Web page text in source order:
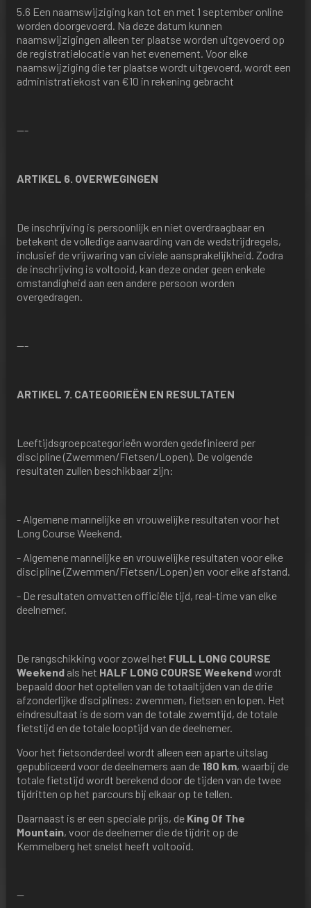
5.6 Een naamswijziging kan tot en met 1 september online
worden doorgevoerd. Na deze datum kunnen
naamswijzigingen alleen ter plaatse worden uitgevoerd op
de registratielocatie van het evenement. Voor elke
naamswijziging die ter plaatse wordt uitgevoerd, wordt een
administratiekost van €10 in rekening gebracht
---
ARTIKEL 6. OVERWEGINGEN
De inschrijving is persoonlijk en niet overdraagbaar en
betekent de volledige aanvaarding van de wedstrijdregels,
inclusief de vrijwaring van civiele aansprakelijkheid. Zodra
de inschrijving is voltooid, kan deze onder geen enkele
omstandigheid aan een andere persoon worden
overgedragen.
---
ARTIKEL 7. CATEGORIEËN EN RESULTATEN
Leeftijdsgroepcategorieën worden gedefinieerd per
discipline (Zwemmen/Fietsen/Lopen). De volgende
resultaten zullen beschikbaar zijn:
- Algemene mannelijke en vrouwelijke resultaten voor het
Long Course Weekend.
- Algemene mannelijke en vrouwelijke resultaten voor elke
discipline (Zwemmen/Fietsen/Lopen) en voor elke afstand.
- De resultaten omvatten officiële tijd, real-time van elke
deelnemer.
De rangschikking voor zowel het FULL LONG COURSE
Weekendals het HALF LONG COURSE Weekendwordt
bepaald door het optellen van de totaaltijden van de drie
afzonderlijke disciplines: zwemmen, fietsen en lopen. Het
eindresultaat is de som van de totale zwemtijd, de totale
fietstijd en de totale looptijd van de deelnemer.
Voor het fietsonderdeel wordt alleen een aparte uitslag
gepubliceerd voor de deelnemers aan de 180 km, waarbij de
totale fietstijd wordt berekend door de tijden van de twee
tijdritten op het parcours bij elkaar op te tellen.
Daarnaast is er een speciale prijs, de King Of The
Mountain, voor de deelnemer die de tijdrit op de
Kemmelberg het snelst heeft voltooid.
—